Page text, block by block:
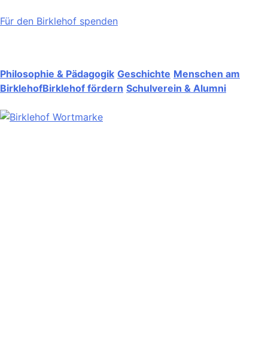
Für den Birklehof spenden
Philosophie & Pädagogik Geschichte Menschen am
BirklehofBirklehof fördern Schulverein & Alumni